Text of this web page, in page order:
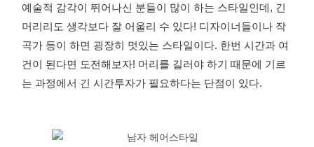
예술적 감각이 뛰어나신 분들이 많이 하는 스타일인데, 긴
머리리도 생각보다 잘 어울리 수 있다! 디자이너들이나 작
곡가 등이 하면 굉장히 멋있는 스타일이다. 한번 시간과 여
건이 된다면 도전해보자! 머리를 길러야 하기 때문에 기르
는 과정에서 긴 시간투자가 필요하다는 단점이 있다.